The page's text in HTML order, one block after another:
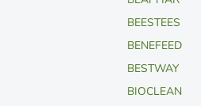
BEESTEES
BENEFEED
BESTWAY
BIOCLEAN